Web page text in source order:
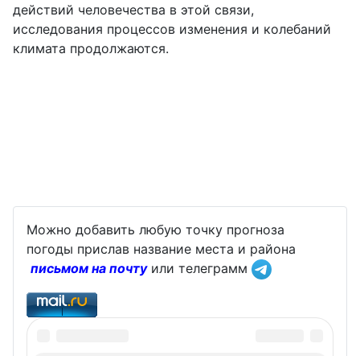
действий человечества в этой связи,
исследования процессов изменения и колебаний
климата продолжаются.
Можно добавить любую точку прогноза
погоды прислав название места и района
письмом на почтуили телеграмм